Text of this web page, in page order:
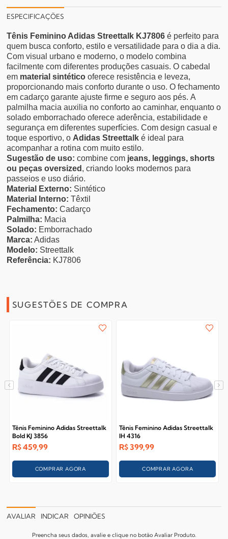
ESPECIFICAÇÕES
Tênis Feminino Adidas Streettalk KJ7806 é perfeito para
quem busca conforto, estilo e versatilidade para o dia a dia.
Com visual urbano e moderno, o modelo combina
facilmente com diferentes produções casuais.O cabedal
em material sintéticooferece resistência e leveza,
proporcionando mais conforto durante o uso. O fechamento
em cadarço garante ajuste firme e seguro aos pés.A
palmilha macia auxilia no conforto ao caminhar, enquanto o
solado emborrachado oferece aderência, estabilidade e
segurança em diferentes superfícies.Com design casual e
toque esportivo, o Adidas Streettalk é ideal para
acompanhar a rotina com muito estilo.
Sugestão de uso: combine com jeans, leggings, shorts
ou peças oversized , criando looks modernos para
passeios e uso diário.
Material Externo: Sintético
Material Interno: Têxtil
Fechamento: Cadarço
Palmilha: Macia
Solado: Emborrachado
Marca: Adidas
Modelo: Streettalk
Referência: KJ7806
SUGESTÕES DE COMPRA
Tênis Feminino Adidas Streettalk
Bold KJ 3856
R$459,99
COMPRAR AGORA
Tênis Feminino Adidas Streettalk
IH 4316
R$ 399,99
COMPRAR AGORA
AVALIAR INDICAR OPINIÕES
Preencha seus dados, avalie e clique no botão Avaliar Produto.